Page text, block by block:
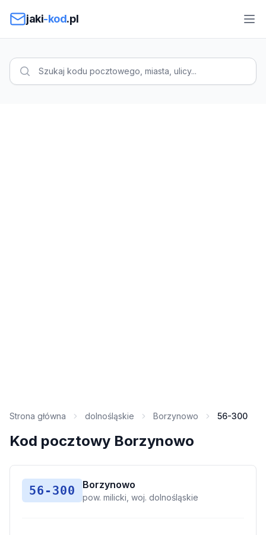
jaki-kod.pl
Strona główna dolnośląskie Borzynowo 56-300
Kod pocztowy Borzynowo
56-300 Borzynowo
pow. milicki, woj. dolnośląskie